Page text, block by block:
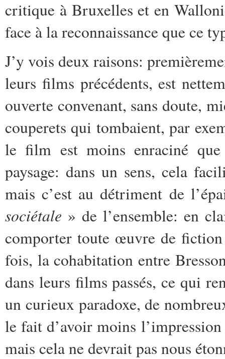
critique à Bruxelles et en
face à la reconnaissance que ce
J’y vois deux raisons:
leurs films précédents, est
ouverte convenant, sans doute,
couperets qui tombaient, par
le film est moins enraciné
paysage: dans un sens, cela
mais c’est au détriment de
sociétale » de l’ensemble: en
comporter toute œuvre de
fois, la cohabitation entre
dans leurs films passés, ce qui
un curieux paradoxe, de
le fait d’avoir moins
mais cela ne devrait pas nous